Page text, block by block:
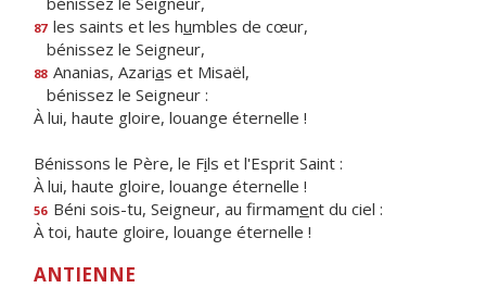
87 les saints et les humbles de cœur,
bénissez le Seigneur,
88 Ananias, Azarias et Misaël,
bénissez le Seigneur :
À lui, haute gloire, louange éternelle !
Bénissons le Père, le Fils et l'Esprit Saint :
À lui, haute gloire, louange éternelle !
56 Béni sois-tu, Seigneur, au firmament du ciel :
À toi, haute gloire, louange éternelle !
ANTIENNE